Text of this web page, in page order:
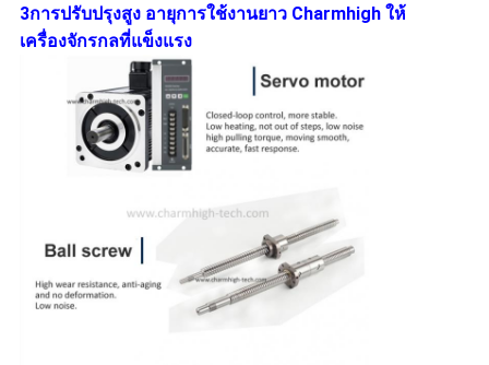
3การปรับปรุงสูง อายุการใช้งานยาว Charmhigh ให้
เครื่องจักรกลที่แข็งแรง